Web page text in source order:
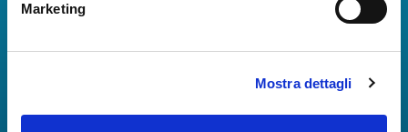
Marketing
Mostra dettagli
all'Aeroporto di Napoli ancora più coinvolgente e